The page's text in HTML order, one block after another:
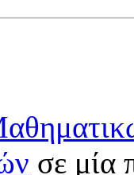
σε μία